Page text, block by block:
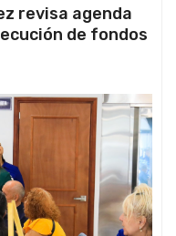
revisa agenda
de fondos